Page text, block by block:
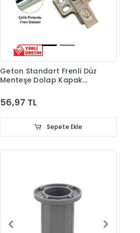
Geton Standart Frenli Düz
Menteşe Dolap Kapak
56,97 TL
Sepete Ekle